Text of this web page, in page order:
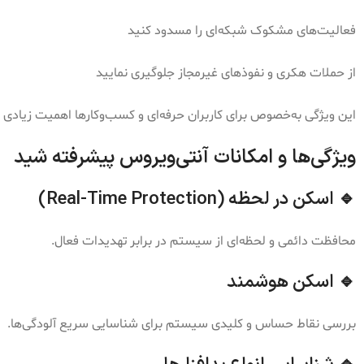
فعالیت‌های مشکوک شبکه‌ای را مسدود کنید
از حملات هکری و نفوذهای غیرمجاز جلوگیری نمایید
این ویژگی به‌خصوص برای کاربران حرفه‌ای و کسب‌وکارها اهمیت زیادی
ویژگی‌ها و امکانات آنتی‌ویروس پیشرفته شید
🔹 اسکن در لحظه (Real-Time Protection)
محافظت دائمی و لحظه‌ای از سیستم در برابر تهدیدات فعال.
🔹 اسکن هوشمند
بررسی نقاط حساس و کلیدی سیستم برای شناسایی سریع آلودگی‌ها.